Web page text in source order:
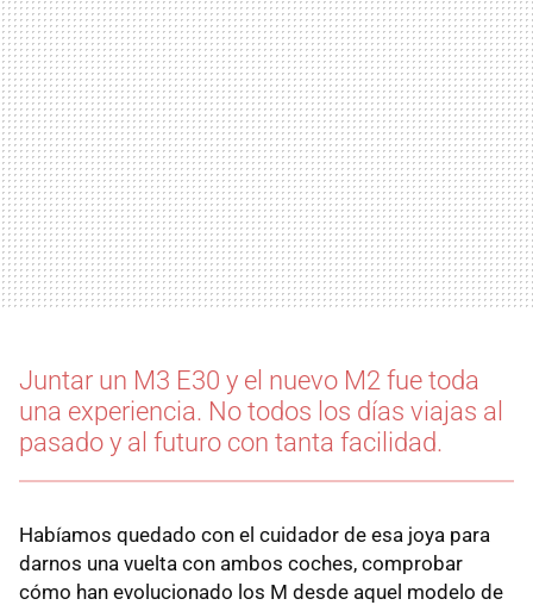
Juntar un M3 E30 y el nuevo M2 fue toda
una experiencia. No todos los días viajas al
pasado y al futuro con tanta facilidad.
Habíamos quedado con el cuidador de esa joya para
darnos una vuelta con ambos coches, comprobar
cómo han evolucionado los M desde aquel modelo de